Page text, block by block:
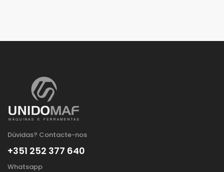
Dúvidas? Contacte-nos
+351 252 377 640
Whatsapp